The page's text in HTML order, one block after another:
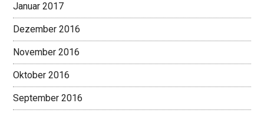
Januar 2017
Dezember 2016
November 2016
Oktober 2016
September 2016